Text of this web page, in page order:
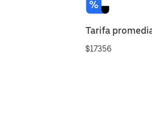
Tarifa
$17356